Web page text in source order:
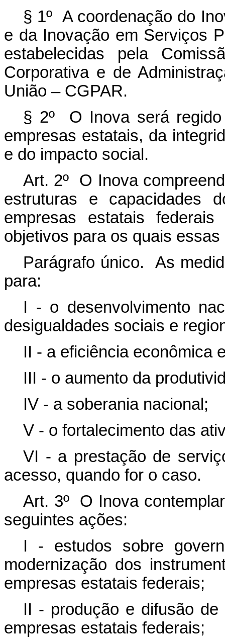
§ 1º A coordenação do
e da Inovação em Serviços
estabelecidas pela
Corporativa e de
União – CGPAR.
§ 2º O Inova será
empresas estatais, da
e do impacto social.
Art. 2º O Inova
estruturas e capacidades
empresas estatais
objetivos para os quais
Parágrafo único. As
para:
I - o desenvolvimento
desigualdades sociais e
II - a eficiência econômica
III - o aumento da
IV - a soberania nacional;
V - o fortalecimento das
VI - a prestação de
acesso, quando for o caso.
Art. 3º O Inova
seguintes ações:
I - estudos sobre
modernização dos
empresas estatais federais;
II - produção e difusão
empresas estatais federais;